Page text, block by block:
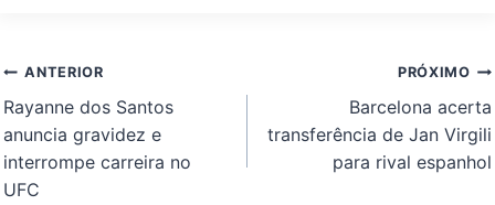
Navegação
de
Post
ANTERIOR
Rayanne dos Santos
anuncia gravidez e
interrompe carreira no
UFC
PRÓXIMO
Barcelona acerta
transferência de Jan Virgili
para rival espanhol